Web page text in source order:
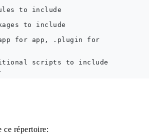
to include
to include
for app, .plugin for
scripts to include
ce répertoire: